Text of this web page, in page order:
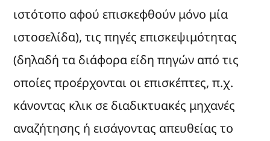
ιστότοπο αφού επισκεφθούν μόνο μία
ιστοσελίδα), τις πηγές επισκεψιμότητας
(δηλαδή τα διάφορα είδη πηγών από τις
οποίες προέρχονται οι επισκέπτες, π.χ.
κάνοντας κλικ σε διαδικτυακές μηχανές
αναζήτησης ή εισάγοντας απευθείας το